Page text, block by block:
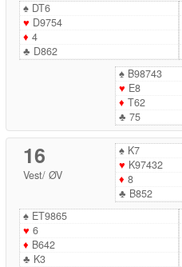
♠DT6
♥ D9754
♦ 4
♣ D862
♠B98743
♥ E8
♦ T62
♣ 75
16
Vest/ ØV
♠K7
♥ K97432
♦ 8
♣ B852
♠ET9865
♥ 6
♦ B642
♣ K3